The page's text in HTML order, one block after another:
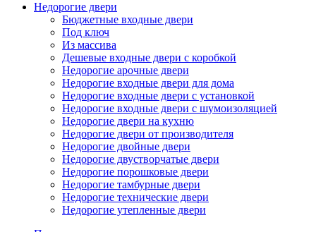
Недорогие двери
Бюджетные входные двери
Под ключ
Из массива
Дешевые входные двери с коробкой
Недорогие арочные двери
Недорогие входные двери для дома
Недорогие входные двери с установкой
Недорогие входные двери с шумоизоляцией
Недорогие двери на кухню
Недорогие двери от производителя
Недорогие двойные двери
Недорогие двустворчатые двери
Недорогие порошковые двери
Недорогие тамбурные двери
Недорогие технические двери
Недорогие утепленные двери